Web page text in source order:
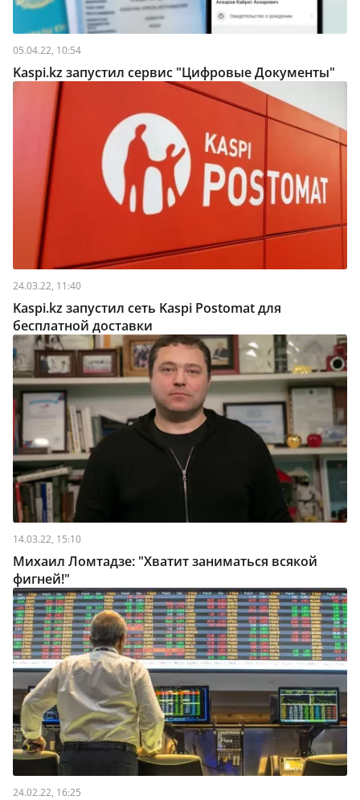
05.04.22, 10:54
Kaspi.kz запустил сервис "Цифровые Документы"
24.03.22, 11:40
Kaspi.kz запустил сеть Kaspi Postomat для
бесплатной доставки
14.03.22, 15:10
Михаил Ломтадзе: "Хватит заниматься всякой
фигней!"
24.02.22, 16:25